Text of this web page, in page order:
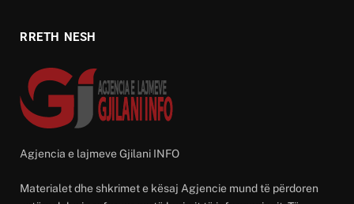
RRETH NESH
Agjencia e lajmeve Gjilani INFO
Materialet dhe shkrimet e kësaj Agjencie mund të përdoren